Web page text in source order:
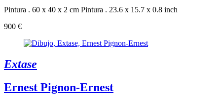
Pintura . 60 x 40 x 2 cm Pintura . 23.6 x 15.7 x 0.8 inch
900 €
Extase
Ernest Pignon-Ernest